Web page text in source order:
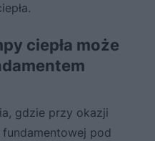
ciepła może
gdzie przy okazji
fundamentowej pod